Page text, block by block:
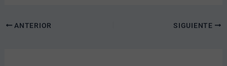
ANTERIOR SIGUIENTE